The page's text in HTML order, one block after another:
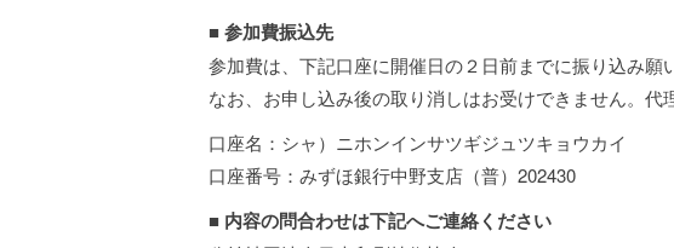
■参加費振込先
参加費は、下記口座に開催日の２日前までに振り込み願
なお、お申し込み後の取り消しはお受けできません。代
口座名：シャ）ニホンインサツギジュツキョウカイ
口座番号：みずほ銀行中野支店（普）202430
■ 内容の問合わせは下記へご連絡ください